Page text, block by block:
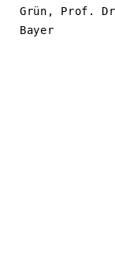
Grün, Prof.
Bayer